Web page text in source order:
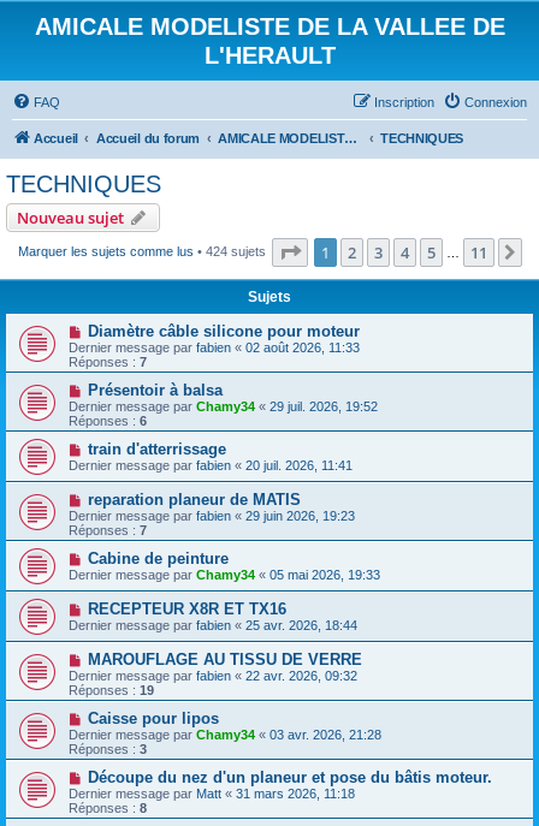
AMICALE MODELISTE DE LA VALLEE DE
L'HERAULT
FAQ Connexion
Inscription
Accueil Accueil du forum AMICALE MODELISTE DE LA VALLEE DE L'HERAULT TECHNIQUES
TECHNIQUES
Nouveau sujet
Marquer les sujets comme lus • 424 sujets Page 1sur11
1 2 3 4 5 11
Sujets
Diamètre câble silicone pour moteur
Dernier message par fabien « 02 août 2026, 11:33
Réponses : 7
Présentoir à balsa
Dernier message par Chamy34 « 29 juil. 2026, 19:52
Réponses : 6
train d'atterrissage
Dernier message par fabien « 20 juil. 2026, 11:41
reparation planeur de MATIS
Dernier message par fabien « 29 juin 2026, 19:23
Réponses : 7
Cabine de peinture
Dernier message par Chamy34 « 05 mai 2026, 19:33
RECEPTEUR X8R ET TX16
Dernier message par fabien « 25 avr. 2026, 18:44
MAROUFLAGE AU TISSU DE VERRE
Dernier message par fabien « 22 avr. 2026, 09:32
Réponses : 19
Caisse pour lipos
Dernier message par Chamy34 « 03 avr. 2026, 21:28
Réponses : 3
Découpe du nez d'un planeur et pose du bâtis moteur.
Dernier message par Matt « 31 mars 2026, 11:18
Réponses : 8